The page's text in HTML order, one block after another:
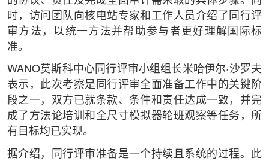
时，访问团队向核电站专家和工作人员介绍了同行评
审方法，以统一方法并帮助参与者更好理解国际标
准。
WANO莫斯科中心同行评审小组组长米哈伊尔·沙罗夫
表示，此次考察是同行评审全面准备工作中的关键阶
段之一，双方已就条款、条件和责任达成一致，并完
成了方法论培训和全尺寸模拟器轮班观察等任务，所
有目标均已实现。
据介绍，同行评审准备是一个持续且系统的过程。此